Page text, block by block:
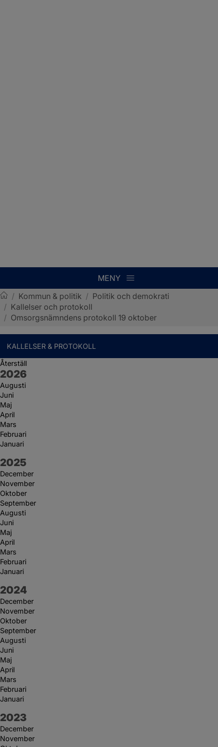
MENY
Sotenäs kommun
/ Kommun & politik / Politik och demokrati
/ Kallelser och protokoll
/ Omsorgsnämndens protokoll 19 oktober
KALLELSER & PROTOKOLL
Återställ
År:
2026
Augusti
Juni
Maj
April
Mars
Februari
Januari
År:
2025
December
November
Oktober
September
Augusti
Juni
Maj
April
Mars
Februari
Januari
År:
2024
December
November
Oktober
September
Augusti
Juni
Maj
April
Mars
Februari
Januari
År:
2023
December
November